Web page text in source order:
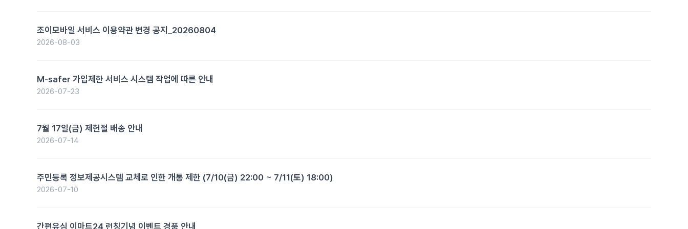
조이모바일 서비스 이용약관 변경 공지_20260804
2026-08-03
M-safer 가입제한 서비스 시스템 작업에 따른 안내
2026-07-23
7월 17일(금) 제헌절 배송 안내
2026-07-14
주민등록 정보제공시스템 교체로 인한 개통 제한 (7/10(금) 22:00 ~ 7/11(토) 18:00)
2026-07-10
간편유심 이마트24 런칭기념 이벤트 경품 안내